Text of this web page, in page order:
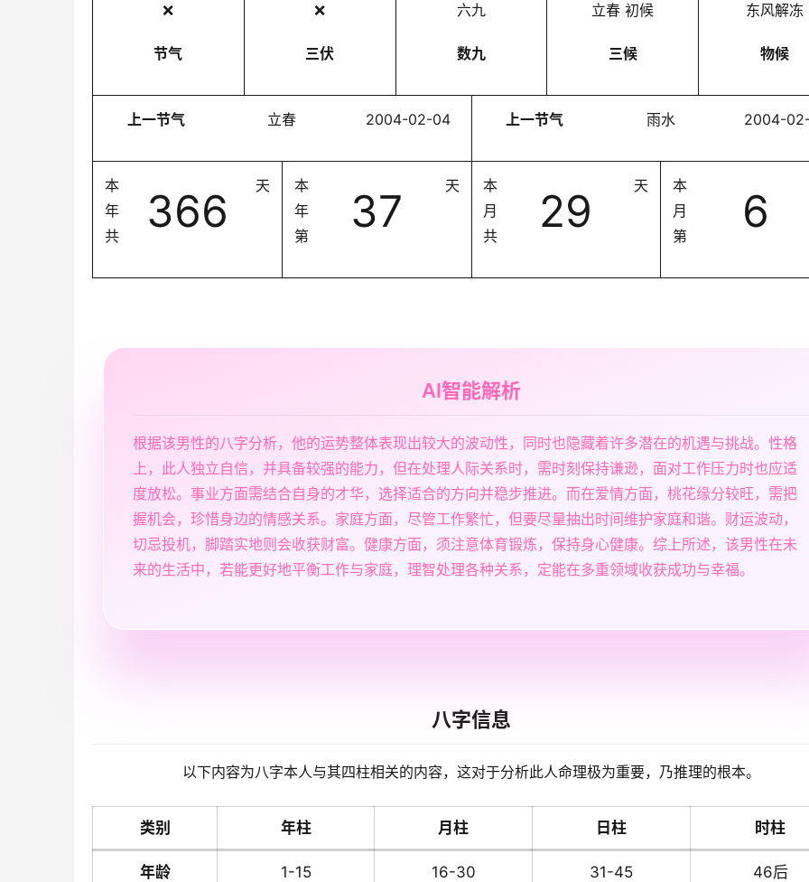
❌
节气
❌
三伏
六九
数九
立春 初候
三候
东风解冻
物候
上一节气 立春 2004-02-04 上一节气 雨水 2004-
本
年
共
366 天
本
年
第
37 天
本
月
共
29 天
本
月
第
6
AI智能解析
根据该男性的八字分析，他的运势整体表现出较大的波动性，同时也隐藏着许多潜在的机遇与挑战。性格
上，此人独立自信，并具备较强的能力，但在处理人际关系时，需时刻保持谦逊，面对工作压力时也应适
度放松。事业方面需结合自身的才华，选择适合的方向并稳步推进。而在爱情方面，桃花缘分较旺，需把
握机会，珍惜身边的情感关系。家庭方面，尽管工作繁忙，但要尽量抽出时间维护家庭和谐。财运波动，
切忌投机，脚踏实地则会收获财富。健康方面，须注意体育锻炼，保持身心健康。综上所述，该男性在未
来的生活中，若能更好地平衡工作与家庭，理智处理各种关系，定能在多重领域收获成功与幸福。
八字信息
以下内容为八字本人与其四柱相关的内容，这对于分析此人命理极为重要，乃推理的根本。
类别 年柱 月柱 日柱 时柱
年龄 1-15 16-30 31-45 46后